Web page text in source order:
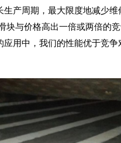
生产周期，最大限度地减少
块与价格高出一倍或两倍的
应用中，我们的性能优于竞争